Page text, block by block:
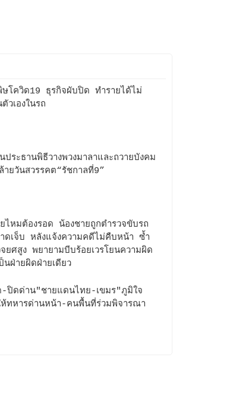
ษโควิด19 ธุรกิจผับปิด ทำรายได้ไม่
วเองในรถ
ประธานพิธีวางพวงมาลาและถวายบังคม
ายวันสวรรคต“รัชกาลที่9”
ไหมต้องรอด น้องชายถูกตำรวจขับรถ
าดเจ็บ หลังแจ้งความคดีไม่คืบหน้า ซ้ำ
ยศสูง พยายามบีบร้อยเวรโยนความผิด
นฝ่ายผิดฝ่ายเดียว
-ปิดด่าน"ชายแดนไทย-เขมร"ภูมิใจ
ห้ทหารด่านหน้า-คนพื้นที่ร่วมพิจารณา